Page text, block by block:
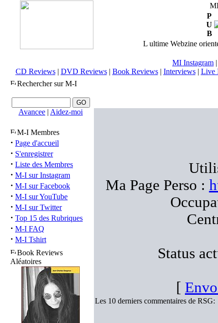
P
U
B
L ultime Webzine
MI Instagram
CD Reviews| DVD Reviews| Book Reviews| Interviews| Live
Rechercher sur M-I
Avancee | Aidez-moi
M-I Membres
· Page d'accueil
· S'enregistrer
· Liste des Membres
· M-I sur Instagram
· M-I sur Facebook
· M-I sur YouTube
· M-I sur Twitter
· Top 15 des Rubriques
· M-I FAQ
· M-I Tshirt
Book Reviews
Aléatoires
Ma Page Perso :
Status
[
Les 10 derniers commentaires de RSG: